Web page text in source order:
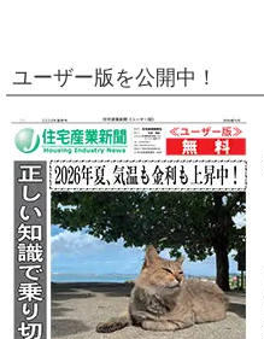
ユーザー版を公開中！